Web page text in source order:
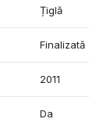
Țiglă
Finalizată
2011
Da